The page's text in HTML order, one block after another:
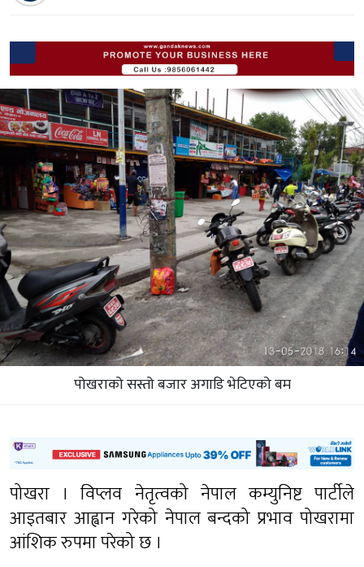
पोखराको सस्तो बजार अगाडि भेटिएको बम
पोखरा । विप्लव नेतृत्वको नेपाल कम्युनिष्ट पार्टीले
आइतबार आह्वान गरेको नेपाल बन्दको प्रभाव पोखरामा
आंशिक रुपमा परेको छ ।